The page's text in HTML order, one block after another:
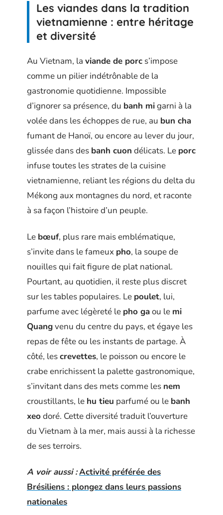
Les viandes dans la tradition
vietnamienne : entre héritage
et diversité
Au Vietnam, la viande de porc s’impose
comme un pilier indétrônable de la
gastronomie quotidienne. Impossible
d’ignorer sa présence, du banh migarni à la
volée dans les échoppes de rue, au bun cha
fumant de Hanoï, ou encore au lever du jour,
glissée dans des banh cuon délicats. Le porc
infuse toutes les strates de la cuisine
vietnamienne, reliant les régions du delta du
Mékong aux montagnes du nord, et raconte
à sa façon l’histoire d’un peuple.
Le bœuf, plus rare mais emblématique,
s’invite dans le fameux pho, la soupe de
nouilles qui fait figure de plat national.
Pourtant, au quotidien, il reste plus discret
sur les tables populaires. Le poulet, lui,
parfume avec légèreté le pho gaou le mi
Quangvenu du centre du pays, et égaye les
repas de fête ou les instants de partage. À
côté, lescrevettes, le poisson ou encore le
crabe enrichissent la palette gastronomique,
s’invitant dans des mets comme les nem
croustillants, le hu tieu parfumé ou le banh
xeo doré. Cette diversité traduit l’ouverture
du Vietnam à la mer, mais aussi à la richesse
de ses terroirs.
A voir aussi :Activité préférée des
Brésiliens : plongez dans leurs passions
nationales